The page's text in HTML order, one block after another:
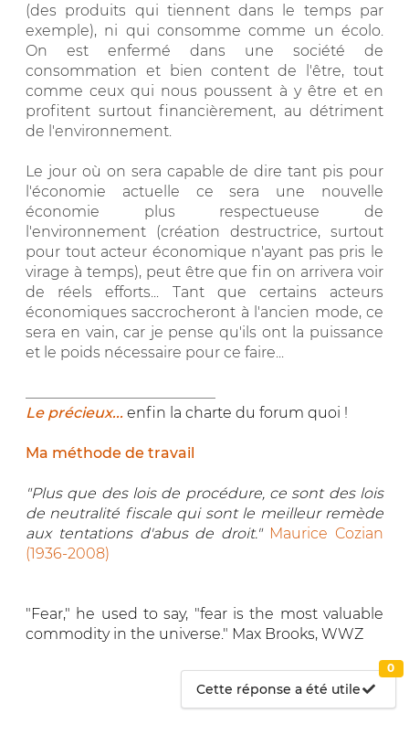
(des produits qui tiennent dans le temps par
exemple), ni qui consomme comme un écolo.
On est enfermé dans une société de
consommation et bien content de l'être, tout
comme ceux qui nous poussent à y être et en
profitent surtout financièrement, au détriment
de l'environnement.
Le jour où on sera capable de dire tant pis pour
l'économie actuelle ce sera une nouvelle
économie plus respectueuse de
l'environnement (création destructrice, surtout
pour tout acteur économique n'ayant pas pris le
virage à temps), peut être que fin on arrivera voir
de réels efforts... Tant que certains acteurs
économiques saccrocheront à l'ancien mode, ce
sera en vain, car je pense qu'ils ont la puissance
et le poids nécessaire pour ce faire...
Le précieux... enfin la charte du forum quoi !
Ma méthode de travail
"Plus que des lois de procédure, ce sont des lois
de neutralité fiscale qui sont le meilleur remède
aux tentations d'abus de droit." Maurice Cozian
(1936-2008)
"Fear," he used to say, "fear is the most valuable
commodity in the universe." Max Brooks, WWZ
Cette réponse a été utile
0